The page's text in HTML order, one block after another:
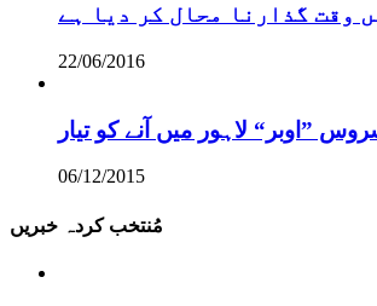
وقت گذارنا محال کر دیا ہے
22/06/2016
”اوبر“ لاہور میں آنے کو تیار
06/12/2015
مُنتخب کردہ خبریں